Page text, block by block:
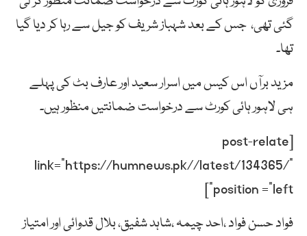
گئی تھی، جس کے بعد شہباز شریف کو جیل سے رہا کر دیا گیا
تھا۔
مزید برآں اس کیس میں اسرار سعید اور عارف بٹ کی پہلے
ہی لاہور ہائی کورٹ سے درخواست ضمانتیں منظور ہیں۔
[post-relate
link=”https://humnews.pk//latest/134365/”
position =”left”]
فواد حسن فواد ،احد چیمہ ،شاہد شفیق، بلال قدوائی اور امتیاز